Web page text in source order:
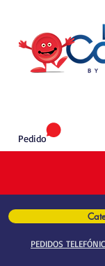
PEDIDOS
Pedido